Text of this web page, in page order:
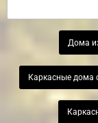
Дома
Каркасные дома